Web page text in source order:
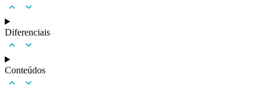
Diferenciais
Conteúdos